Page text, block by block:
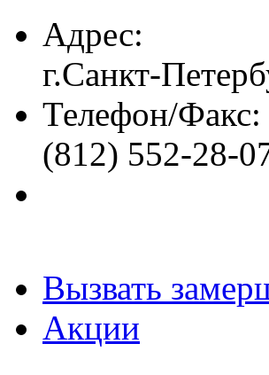
Адрес:
г.Санкт-
Телефон/Факс:
(812) 552-28-
Вызвать
Акции